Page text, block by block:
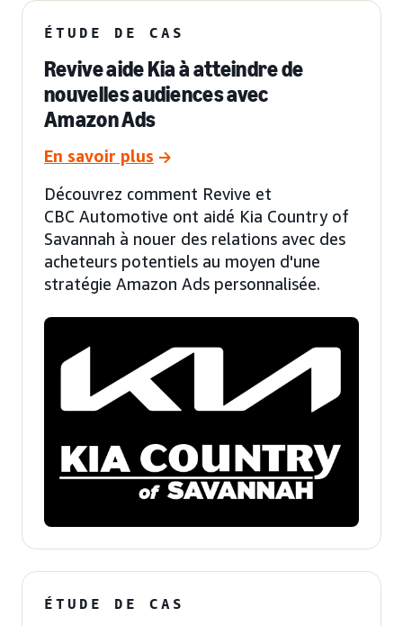
ÉTUDE DE CAS
Revive aide Kia à atteindre de
nouvelles audiences avec
Amazon Ads
En savoir plus
Découvrez comment Revive et
CBC Automotive ont aidé Kia Country of
Savannah à nouer des relations avec des
acheteurs potentiels au moyen d'une
stratégie Amazon Ads personnalisée.
ÉTUDE DE CAS